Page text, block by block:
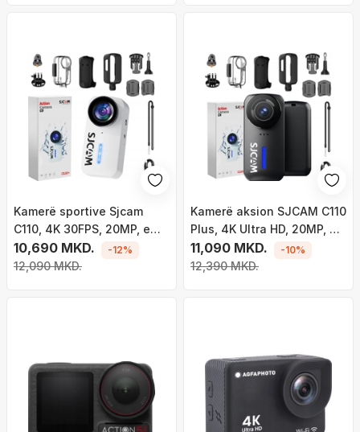
Kamerë sportive Sjcam
C110, 4K 30FPS, 20MP, e
bardhë
10,690 MKD.
12,090 MKD.
-12%
Kamerë aksion SJCAM C110
Plus, 4K Ultra HD, 20MP, e
zezë
11,090 MKD.
12,390 MKD.
-10%